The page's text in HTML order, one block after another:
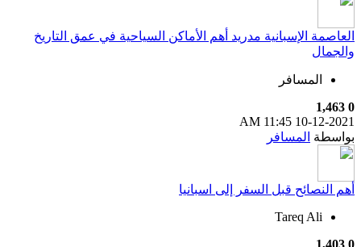
العاصمة الإسبانية مدريد أهم الأماكن السياحية في عمق التاريخ
والجمال
المسافر
0
1,463
10-12-2021
11:45 AM
بواسطة المسافر
أهم النصائح قبل السفر إلى اسبانيا
Tareq Ali
0
1,403